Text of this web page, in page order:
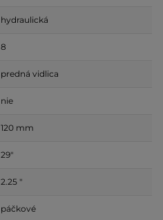
hydraulická
8
predná vidlica
nie
120 mm
29"
2.25 "
páčkové